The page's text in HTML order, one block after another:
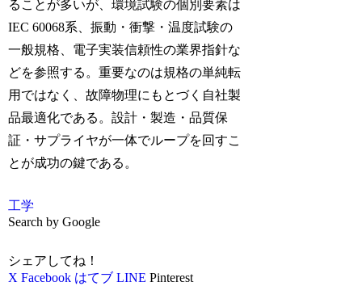
ることが多いが、環境試験の個別要素は
IEC 60068系、振動・衝撃・温度試験の
一般規格、電子実装信頼性の業界指針な
どを参照する。重要なのは規格の単純転
用ではなく、故障物理にもとづく自社製
品最適化である。設計・製造・品質保
証・サプライヤが一体でループを回すこ
とが成功の鍵である。
工学
Search by Google
シェアしてね！
X Facebook はてブ LINE Pinterest